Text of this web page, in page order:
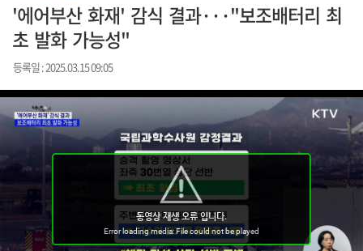
'에어부산 화재' 감식 결과···"보조배터리 최
초 발화 가능성"
등록일 : 2025.03.15 09:05